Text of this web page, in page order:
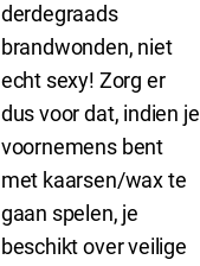
derdegraads
brandwonden, niet
echt sexy! Zorg er
dus voor dat, indien je
voornemens bent
met kaarsen/wax te
gaan spelen, je
beschikt over veilige